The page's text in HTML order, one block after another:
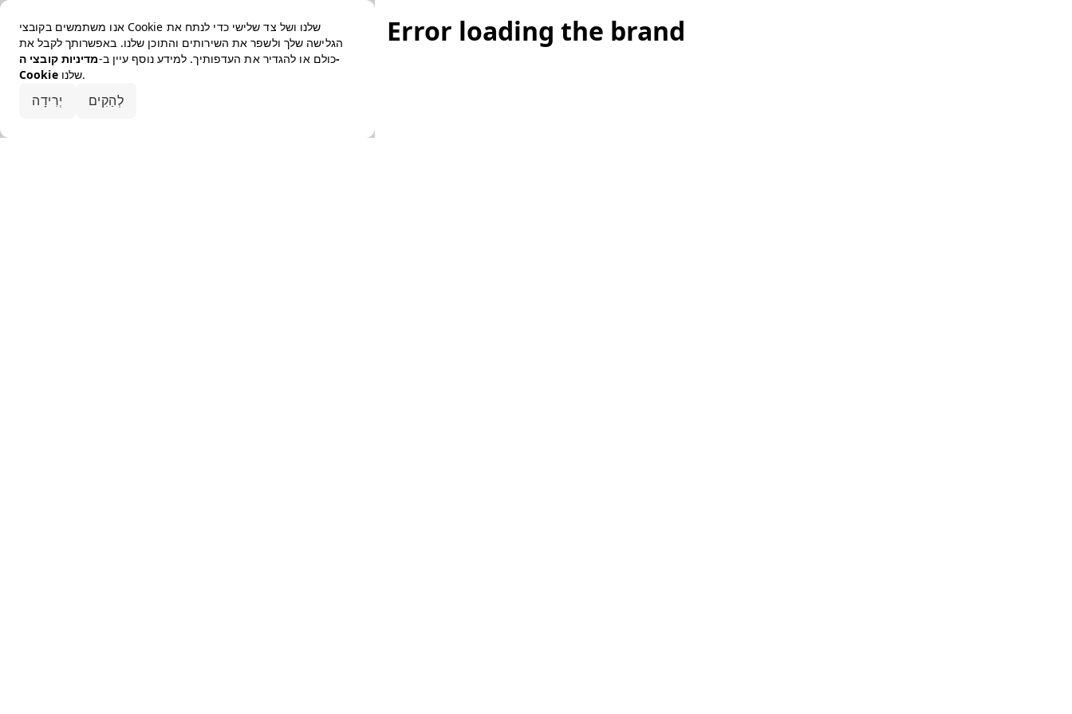
אנו משתמשים בקובצי Cookie שלנו ושל צד שלישי כדי לנתח את
הגלישה שלך ולשפר את השירותים והתוכן שלנו. באפשרותך לקבל את
כולם או להגדיר את העדפותיך. למידע נוסף עיין ב-מדיניות קובצי ה-
Cookie
שלנו.
יְרִידָה לְהַקִים
Error loading the brand